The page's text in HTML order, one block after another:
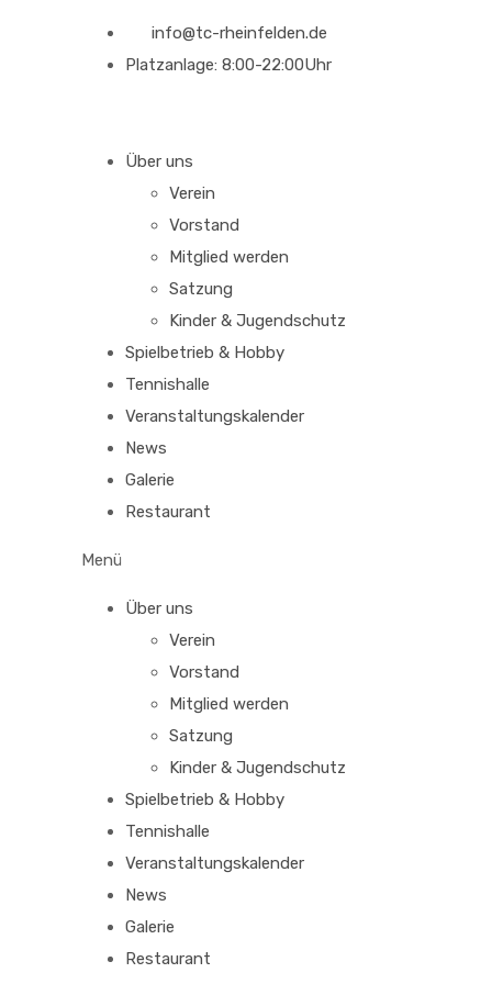
info@tc-rheinfelden.de
Platzanlage: 8:00-22:00Uhr
Über uns
Verein
Vorstand
Mitglied werden
Satzung
Kinder & Jugendschutz
Spielbetrieb & Hobby
Tennishalle
Veranstaltungskalender
News
Galerie
Restaurant
Menü
Über uns
Verein
Vorstand
Mitglied werden
Satzung
Kinder & Jugendschutz
Spielbetrieb & Hobby
Tennishalle
Veranstaltungskalender
News
Galerie
Restaurant